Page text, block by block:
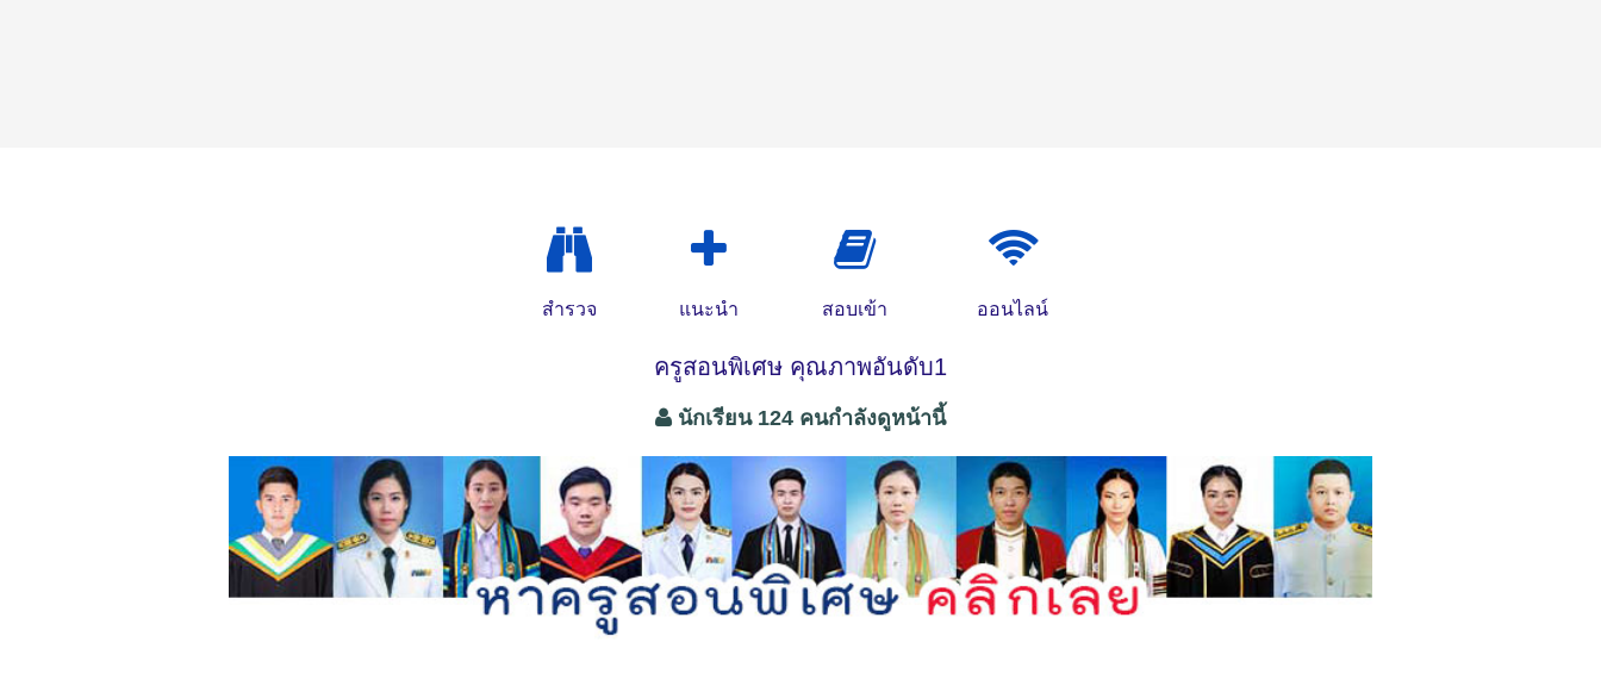
สำรวจ แนะนำ สอบเข้า ออนไลน์
ครูสอนพิเศษ คุณภาพอันดับ1
นักเรียน 124 คนกำลังดูหน้านี้